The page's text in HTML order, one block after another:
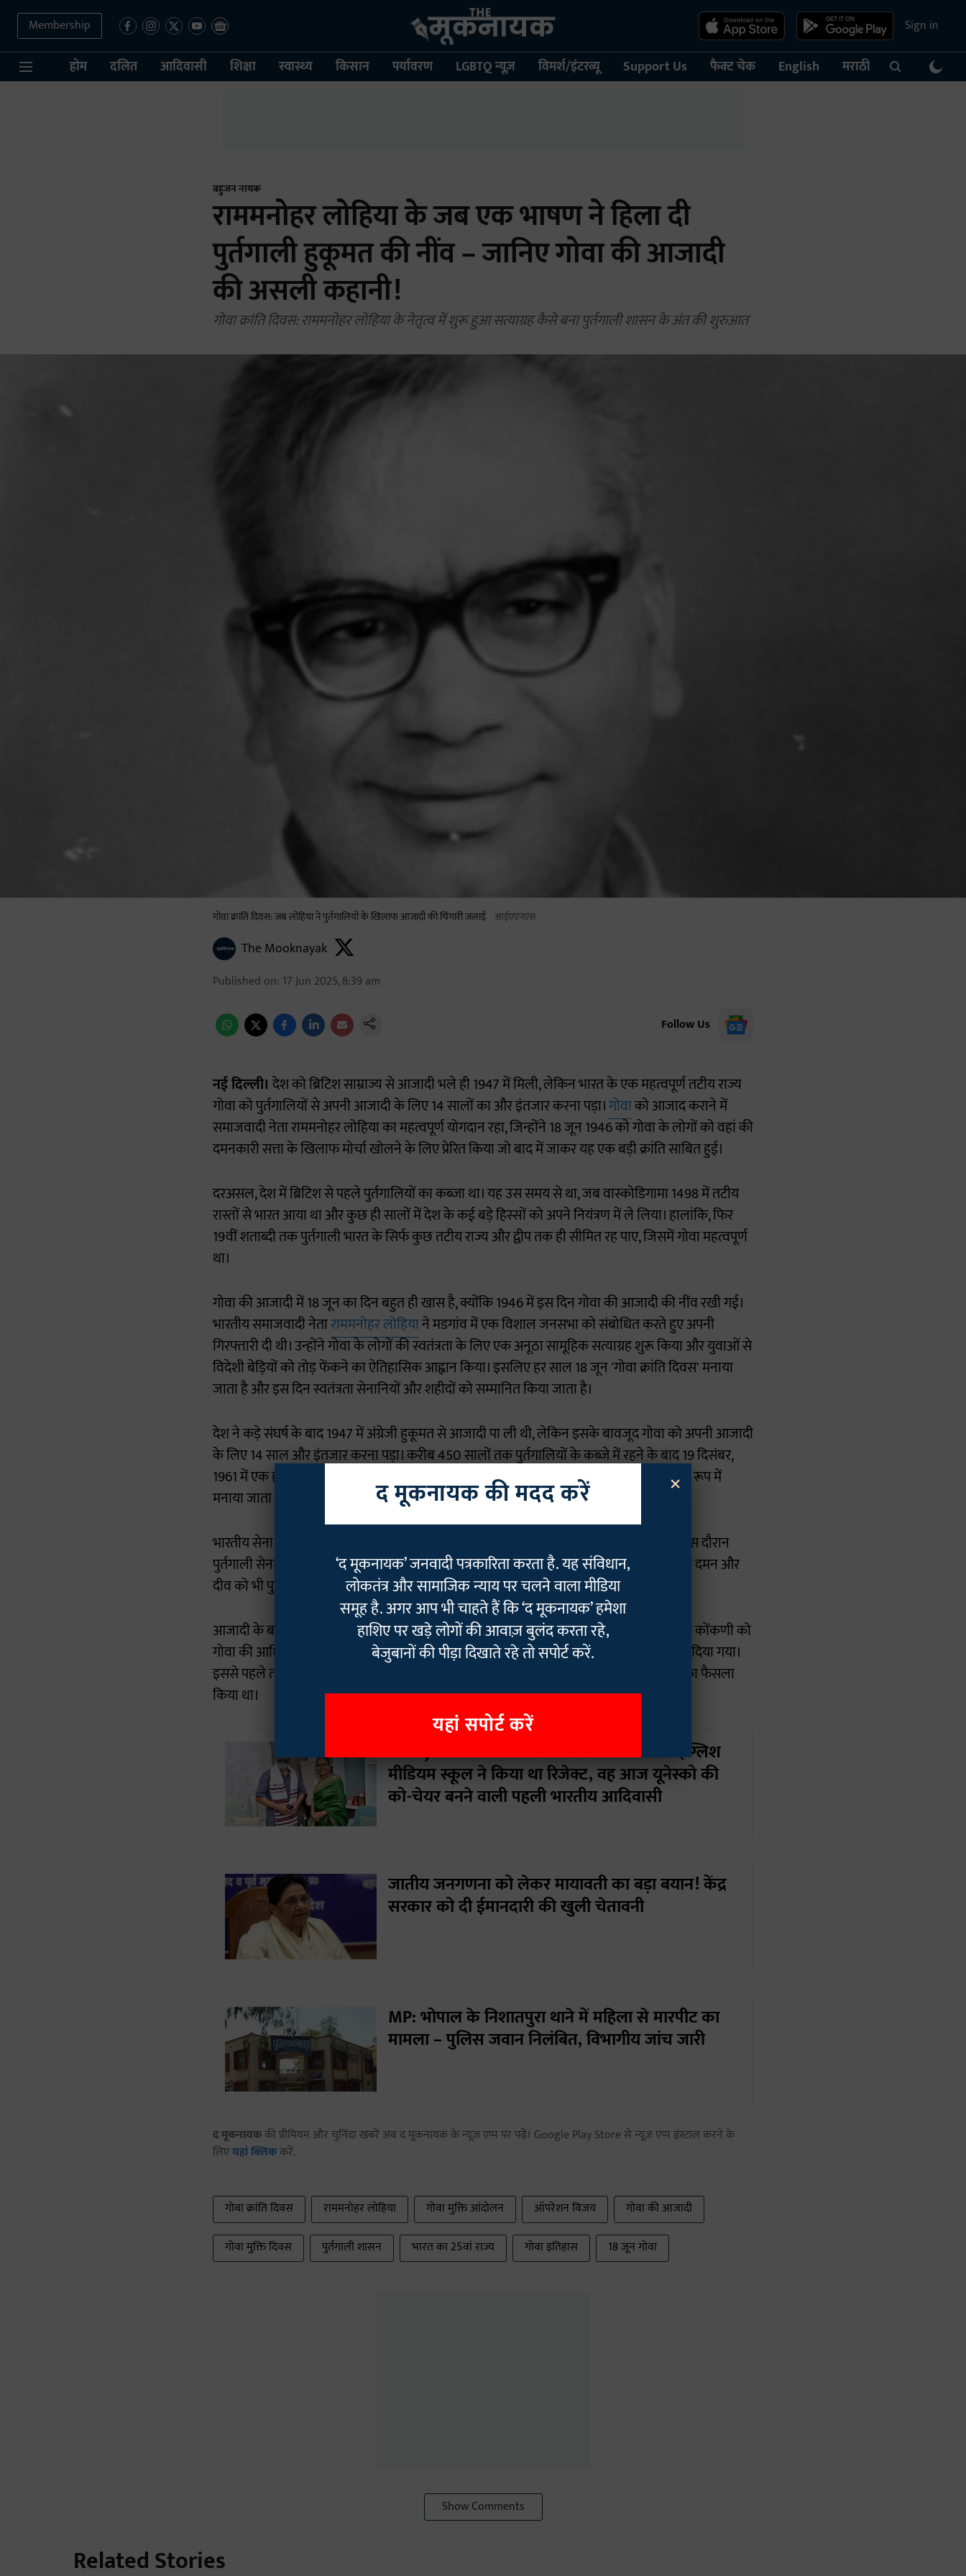
Membership Sign in
होम दलित आदिवासी शिक्षा स्वास्थ्य किसान पर्यावरण LGBTQ न्यूज़ विमर्श/इंटरव्यू Support Us फैक्ट चेक English मराठी
बहुजन नायक
राममनोहर लोहिया के जब एक भाषण ने हिला दी
पुर्तगाली हुकूमत की नींव – जानिए गोवा की आजादी
की असली कहानी!
गोवा क्रांति दिवस: राममनोहर लोहिया के नेतृत्व में शुरू हुआ सत्याग्रह कैसे बना पुर्तगाली शासन के अंत की शुरुआत
गोवा क्रांति दिवस: जब लोहिया ने पुर्तगालियों के खिलाफ आजादी की चिंगारी जलाई आईएएनएस
The Mooknayak
Published on: 17 Jun 2025, 8:39 am
Follow Us
नई दिल्ली। देश को ब्रिटिश साम्राज्य से आजादी भले ही 1947 में मिली, लेकिन भारत के एक महत्वपूर्ण तटीय राज्य
गोवा को पुर्तगालियों से अपनी आजादी के लिए 14 सालों का और इंतजार करना पड़ा।गोवाको आजाद कराने में
समाजवादी नेता राममनोहर लोहिया का महत्वपूर्ण योगदान रहा, जिन्होंने 18 जून 1946 को गोवा के लोगों को वहां की
दमनकारी सत्ता के खिलाफ मोर्चा खोलने के लिए प्रेरित किया जो बाद में जाकर यह एक बड़ी क्रांति साबित हुई।
दरअसल, देश में ब्रिटिश से पहले पुर्तगालियों का कब्जा था। यह उस समय से था, जब वास्कोडिगामा 1498 में तटीय
रास्तों से भारत आया था और कुछ ही सालों में देश के कई बड़े हिस्सों को अपने नियंत्रण में ले लिया। हालांकि, फिर
19वीं शताब्दी तक पुर्तगाली भारत के सिर्फ कुछ तटीय राज्य और द्वीप तक ही सीमित रह पाए, जिसमें गोवा महत्वपूर्ण
था।
गोवा की आजादी में 18 जून का दिन बहुत ही खास है, क्योंकि 1946 में इस दिन गोवा की आजादी की नींव रखी गई।
भारतीय समाजवादी नेताराममनोहर लोहियाने मडगांव में एक विशाल जनसभा को संबोधित करते हुए अपनी
गिरफ्तारी दी थी। उन्होंने गोवा के लोगों की स्वतंत्रता के लिए एक अनूठा सामूहिक सत्याग्रह शुरू किया और युवाओं से
विदेशी बेड़ियों को तोड़ फेंकने का ऐतिहासिक आह्वान किया। इसलिए हर साल 18 जून 'गोवा क्रांति दिवस' मनाया
जाता है और इस दिन स्वतंत्रता सेनानियों और शहीदों को सम्मानित किया जाता है।
देश ने कड़े संघर्ष के बाद 1947 में अंग्रेजी हुकूमत से आजादी पा ली थी, लेकिन इसके बावजूद गोवा को अपनी आजादी
के लिए 14 साल और इंतजार करना पड़ा। करीब 450 सालों तक पुर्तगालियों के कब्जे में रहने के बाद 19 दिसंबर,
1961 में एक हस्ताक्षर के बाद गोवा आजाद हुआ। इसलिए हर साल 19 दिसंबर को 'गोवा मुक्ति दिवस' के रूप में
मनाया जाता है।
भारतीय सेना ने 19 दिसंबर 1961 को 'ऑपरेशन विजय' चलाकर पुर्तगालियों से गोवा को मुक्त कराया। इस दौरान
पुर्तगाली सेनाओं द्वारा मामूली प्रतिरोध किया गया, लेकिन इसके बावजूद आखिरकार गोवा के साथ-साथ दमन और
दीव को भी पुर्तगालियों के शासन से मुक्ति मिली।
आजादी के बाद 4 फरवरी, 1987 का दिन गोवा के लिए खास रहा, क्योंकि इस दिन विधेयक पारित करके कोंकणी को
गोवा की आधिकारिक भाषा बनाया गया। वहीं, 30 मई, 1987 को गोवा को भारत के 25वें राज्य का दर्जा दिया गया।
इससे पहले तक यहां के लोगों ने जनमत सर्वेक्षण के माध्यम से केंद्र शासित प्रदेश के रूप में जारी रखने का फैसला
किया था।
Sonajharia Minz: जिस 5 साल की बच्ची को इंग्लिश
मीडियम स्कूल ने किया था रिजेक्ट, वह आज यूनेस्को की
को-चेयर बनने वाली पहली भारतीय आदिवासी
जातीय जनगणना को लेकर मायावती का बड़ा बयान! केंद्र
सरकार को दी ईमानदारी की खुली चेतावनी
MP: भोपाल के निशातपुरा थाने में महिला से मारपीट का
मामला – पुलिस जवान निलंबित, विभागीय जांच जारी
द मूकनायककी प्रीमियम और चुनिंदा खबरें अब द मूकनायक के न्यूज़ एप्प पर पढ़ें। Google Play Store से न्यूज़ एप्प इंस्टाल करने के
लिएयहां क्लिककरें.
गोवा क्रांति दिवस राममनोहर लोहिया गोवा मुक्ति आंदोलन ऑपरेशन विजय
गोवा की आजादी
गोवा मुक्ति दिवस
पुर्तगाली शासन भारत का 25वां राज्य गोवा इतिहास 18 जून गोवा
Show Comments
Related Stories
×
द मूकनायक की मदद करें
‘द मूकनायक’ जनवादी पत्रकारिता करता है. यह संविधान,
लोकतंत्र और सामाजिक न्याय पर चलने वाला मीडिया
समूह है. अगर आप भी चाहते हैं कि ‘द मूकनायक’ हमेशा
हाशिए पर खड़े लोगों की आवाज़ बुलंद करता रहे,
बेजुबानों की पीड़ा दिखाते रहे तो सपोर्ट करें.
यहां सपोर्ट करें